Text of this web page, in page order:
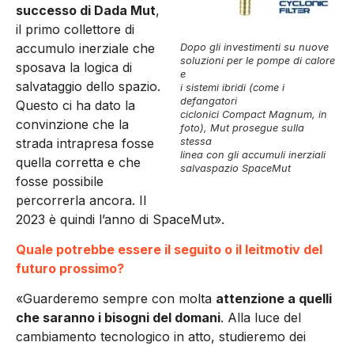
Dopo gli investimenti su nuove
soluzioni per le pompe di calore
e
i sistemi ibridi (come i
defangatori
ciclonici Compact Magnum, in
foto), Mut prosegue sulla
stessa
linea con gli accumuli inerziali
salvaspazio SpaceMut
successo di Dada Mut,
il primo collettore di
accumulo inerziale che
sposava la logica di
salvataggio dello spazio.
Questo ci ha dato la
convinzione che la
strada intrapresa fosse
quella corretta e che
fosse possibile
percorrerla ancora. Il
2023 è quindi l’anno di SpaceMut».
Quale potrebbe essere il seguito o il leitmotiv del
futuro prossimo?
«Guarderemo sempre con molta attenzione a quelli
che saranno i bisogni del domani. Alla luce del
cambiamento tecnologico in atto, studieremo dei